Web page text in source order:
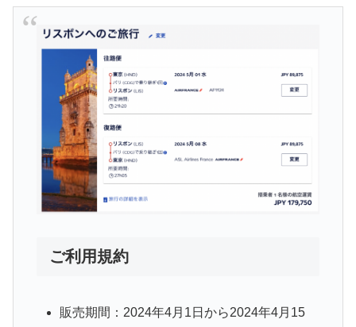
ご利用規約
販売期間：2024年4月1日から2024年4月15